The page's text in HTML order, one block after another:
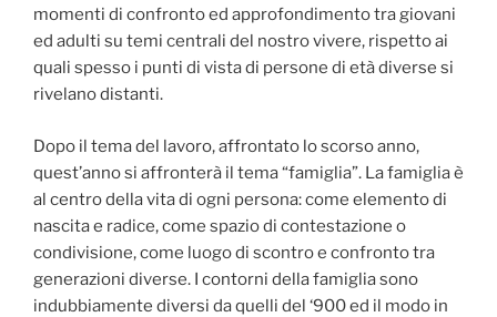
momenti di confronto ed approfondimento tra giovani
ed adulti su temi centrali del nostro vivere, rispetto ai
quali spesso i punti di vista di persone di età diverse si
rivelano distanti.
Dopo il tema del lavoro, affrontato lo scorso anno,
quest’anno si affronterà il tema “famiglia”. La famiglia è
al centro della vita di ogni persona: come elemento di
nascita e radice, come spazio di contestazione o
condivisione, come luogo di scontro e confronto tra
generazioni diverse. I contorni della famiglia sono
indubbiamente diversi da quelli del ‘900 ed il modo in